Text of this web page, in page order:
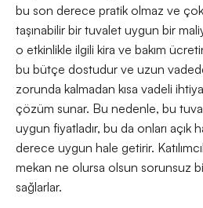
bu son derece pratik olmaz ve
taşınabilir bir tuvalet uygun bir
o etkinlikle ilgili kira ve bakım
bu bütçe dostudur ve uzun
zorunda kalmadan kısa vadeli
çözüm sunar. Bu nedenle, bu
uygun fiyatladır, bu da onları açık
derece uygun hale getirir.
mekan ne olursa olsun sorunsuz
sağlarlar.